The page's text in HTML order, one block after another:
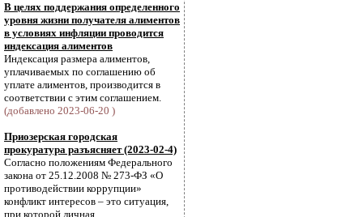
В целях поддержания определенного
уровня жизни получателя алиментов
в условиях инфляции проводится
индексация алиментов
Индексация размера алиментов,
уплачиваемых по соглашению об
уплате алиментов, производится в
соответствии с этим соглашением.
(добавлено 2023-06-20 )
Приозерская городская
прокуратура разъясняет (2023-02-4)
Согласно положениям Федерального
закона от 25.12.2008 № 273-ФЗ «О
противодействии коррупции»
конфликт интересов – это ситуация,
при которой личная